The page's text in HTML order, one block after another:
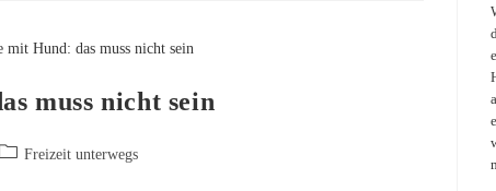
muss nicht sein
Beitrags-
Freizeit unterwegs